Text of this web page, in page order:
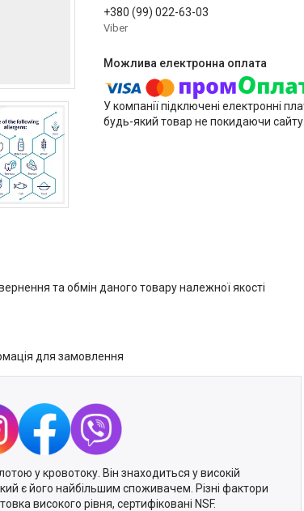
+380 (99) 022-63-03
Viber
У компанії підключені електронні
будь-який товар не покидаючи сайту.
та обмін даного товару належної якості
для замовлення
у кровотоку. Він знаходиться у високій
є його найбільшим споживачем. Різні фактори
високого рівня, сертифіковані NSF.